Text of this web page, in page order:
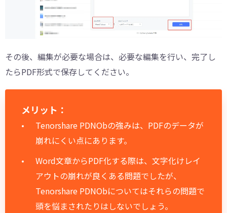
その後、編集が必要な場合は、必要な編集を行い、完了し
たらPDF形式で保存してください。
メリット：
Tenorshare PDNObの強みは、PDFのデータが
崩れにくい点にあります。
Word文章からPDF化する際は、文字化けレイ
アウトの崩れが良くある問題でしたが、
Tenorshare PDNObについてはそれらの問題で
頭を悩まされたりはしないでしょう。